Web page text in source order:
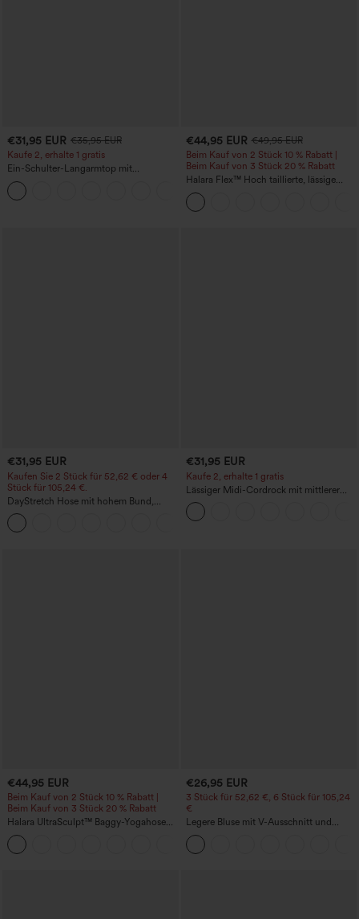
€31,95 EUR €35,95 EUR
Kaufe 2, erhalte 1 gratis
Ein-Schulter-Langarmtop mit
Daumenloch, geschwungener Saum
(High-Low), schnell trocknend – Yoga-
Sporttop mit integriertem BH
€44,95 EUR €49,95 EUR
Beim Kauf von 2 Stück 10 % Rabatt |
Beim Kauf von 3 Stück 20 % Rabatt
Halara Flex™ Hoch taillierte, lässige
Jeans mit Taschen, umgekrempeltem
Saum, weitem Bein und verwaschenem
Finish
€31,95 EUR
Kaufen Sie 2 Stück für 52,62 € oder 4
Stück für 105,24 €.
DayStretch Hose mit hohem Bund,
Barrel-Leg und Taschen
€31,95 EUR
Kaufe 2, erhalte 1 gratis
Lässiger Midi-Cordrock mit mittlerer
Bundhöhe und vorderseitiger
Klapptasche
€44,95 EUR
Beim Kauf von 2 Stück 10 % Rabatt |
Beim Kauf von 3 Stück 20 % Rabatt
Halara UltraSculpt™ Baggy-Yogahose
mit hohem Bund, Bauchkontrolle,
Color-Block-Streifen und Taschen
€26,95 EUR
3 Stück für 52,62 €, 6 Stück für 105,24
€
Legere Bluse mit V-Ausschnitt und
kurzen Puffärmeln